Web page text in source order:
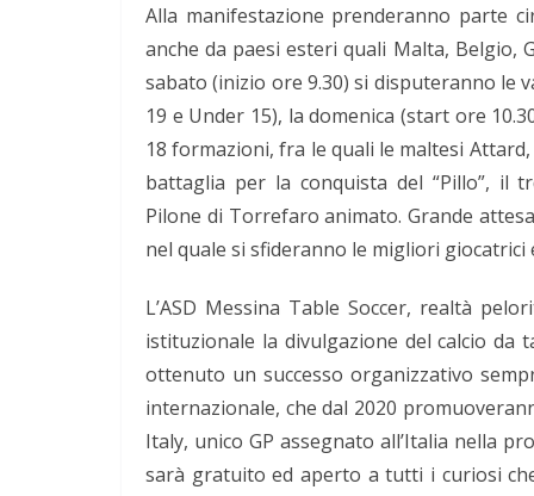
Alla manifestazione prenderanno parte
anche da paesi esteri quali Malta, Belgio,
sabato (inizio ore 9.30) si disputeranno le
19 e Under 15), la domenica (start ore
18 formazioni, fra le quali le maltesi
battaglia per la conquista del “Pillo”, il
Pilone di Torrefaro animato. Grande
nel quale si sfideranno le migliori giocatrici
L’ASD Messina Table Soccer, realtà
istituzionale la divulgazione del calcio da
ottenuto un successo organizzativo
internazionale, che dal 2020
Italy, unico GP assegnato all’Italia nella
sarà gratuito ed aperto a tutti i curiosi